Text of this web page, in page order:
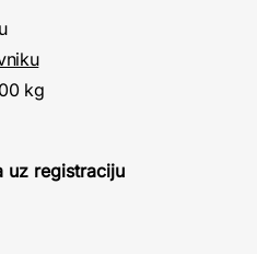
kg
uz registraciju